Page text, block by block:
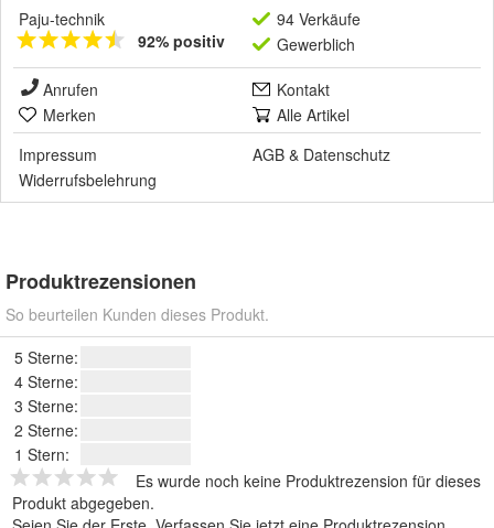
Paju-technik
92% positiv
94 Verkäufe
Gewerblich
Anrufen
Kontakt
Merken
Alle Artikel
Impressum
AGB & Datenschutz
Widerrufsbelehrung
Produktrezensionen
So beurteilen Kunden dieses Produkt.
5 Sterne:
4 Sterne:
3 Sterne:
2 Sterne:
1 Stern:
Es wurde noch keine Produktrezension für dieses
Produkt abgegeben.